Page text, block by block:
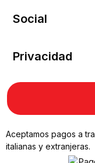
Social
Privacidad
Aceptamos pagos a
italianas y extranjeras.